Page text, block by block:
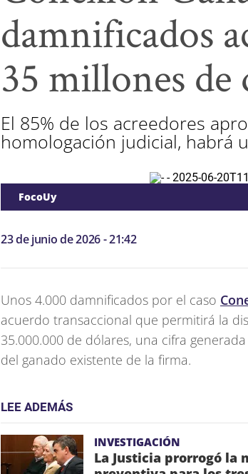
damnificados
35 millones de
El 85% de los acreedores
homologación judicial, habrá
FocoUy
23 de junio de 2026 - 21:42
Unos 4.000 damnificados por el caso
acuerdo transaccional que permitirá la
35.000.000 de dólares, una cifra
del ganado existente de la firma.
LEE ADEMÁS
INVESTIGACIÓN
La Justicia prorrogó la